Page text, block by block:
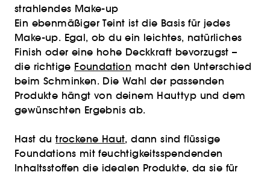
strahlendes Make-up
Ein ebenmäßiger Teint ist die Basis für jedes
Make-up. Egal, ob du ein leichtes, natürliches
Finish oder eine hohe Deckkraft bevorzugst –
die richtige Foundation macht den Unterschied
beim Schminken. Die Wahl der passenden
Produkte hängt von deinem Hauttyp und dem
gewünschten Ergebnis ab.
Hast dutrockene Haut, dann sind flüssige
Foundations mit feuchtigkeitsspendenden
Inhaltsstoffen die idealen Produkte, da sie für